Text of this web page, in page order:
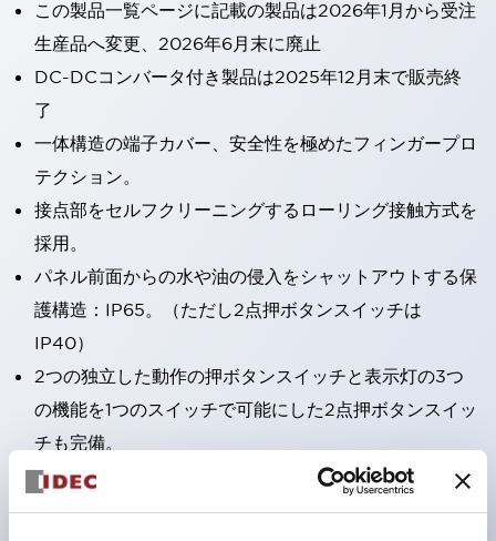
この製品一覧ページに記載の製品は2026年1月から受注
生産品へ変更、2026年6月末に廃止
DC-DCコンバータ付き製品は2025年12月末で販売終
了
一体構造の端子カバー、安全性を極めたフィンガープロ
テクション。
接点部をセルフクリーニングするローリング接触方式を
採用。
パネル前面からの水や油の侵入をシャットアウトする保
護構造：IP65。（ただし2点押ボタンスイッチは
IP40）
2つの独立した動作の押ボタンスイッチと表示灯の3つ
の機能を1つのスイッチで可能にした2点押ボタンスイッ
チも完備。
ワールドワイドなニーズに対応する各種電圧を完備。
1つで6色の役をこなすLED球（LSRD球）。これまで色